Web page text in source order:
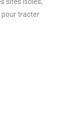
pour tracter